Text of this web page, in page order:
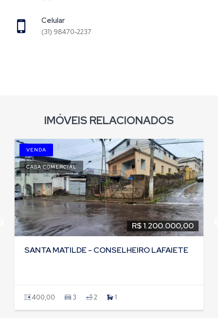
Celular
(31) 98470-2237
IMÓVEIS RELACIONADOS
CASA COMERCIAL
R$ 1.200.000,00
SANTA MATILDE - CONSELHEIRO LAFAIETE
400,00 3 2 1